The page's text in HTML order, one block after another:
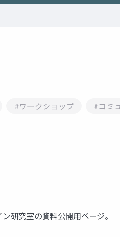
#ワークショップ
#コミ
研究室の資料公開用ページ。